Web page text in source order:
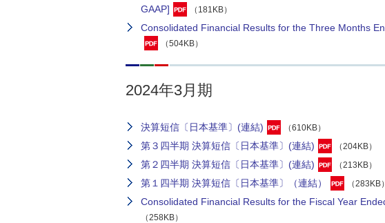
GAAP]
（181KB）
Consolidated Financial Results for the Three Months
（504KB）
2024年3月期
決算短信〔日本基準〕(連結) （610KB）
第３四半期 決算短信〔日本基準〕(連結) （204KB）
第２四半期 決算短信〔日本基準〕(連結) （213KB）
第１四半期 決算短信〔日本基準〕（連結） （283KB）
Consolidated Financial Results for the Fiscal Year
（258KB）